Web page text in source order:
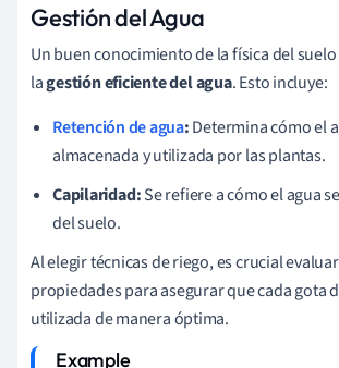
Gestión del Agua
Un buen conocimiento de la física del
lagestión eficiente del agua. Esto incluye:
Retención de agua:Determina cómo el
almacenada y utilizada por las plantas.
Capilaridad:Se refiere a cómo el agua
del suelo.
Al elegir técnicas de riego, es crucial
propiedades para asegurar que cada gota
utilizada de manera óptima.